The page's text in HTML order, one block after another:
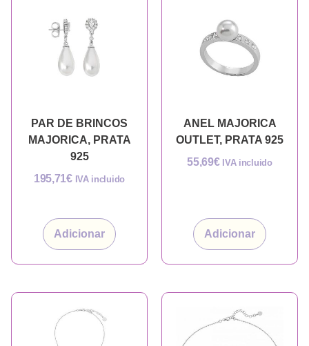
PAR DE BRINCOS
MAJORICA, PRATA
925
195,71€ IVA incluido
Adicionar
ANEL MAJORICA
OUTLET, PRATA 925
55,69€ IVA incluido
Adicionar